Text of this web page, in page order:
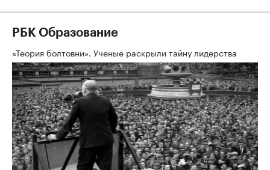
РБК Образование
«Теория болтовни». Ученые раскрыли тайну лидерства